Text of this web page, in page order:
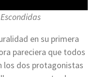
en su primera
pareciera que todos
los dos protagonistas